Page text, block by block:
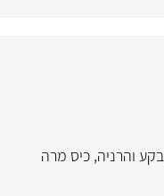
בקע והרניה, כיס מרה